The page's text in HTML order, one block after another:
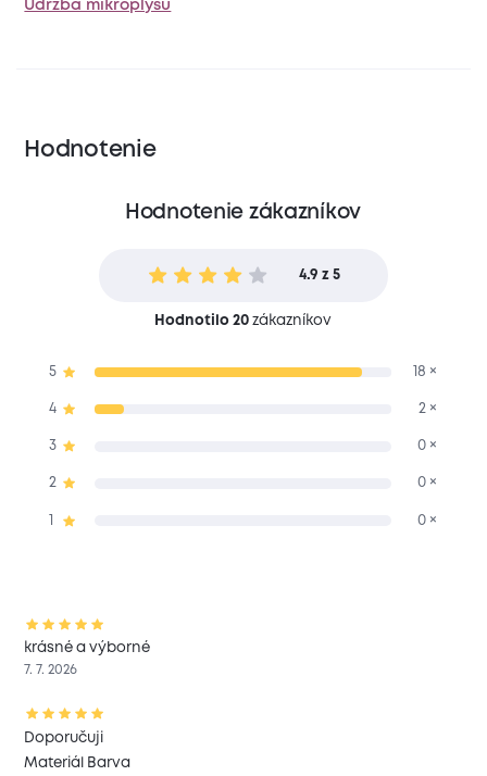
Údržba mikroplyšu
Hodnotenie
Hodnotenie zákazníkov
4.9 z 5
Hodnotilo 20 zákazníkov
5 18 ×
4 2 ×
3 0 ×
2 0 ×
0 ×
krásné a výborné
7. 7. 2026
Doporučuji
Materiál Barva